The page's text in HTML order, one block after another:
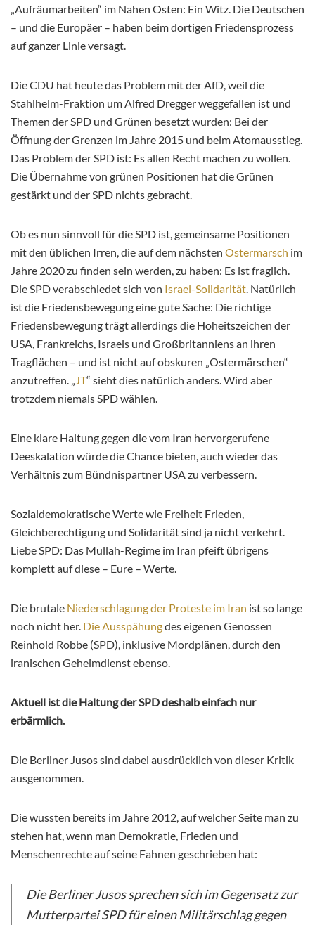
„Aufräumarbeiten“ im Nahen Osten: Ein Witz. Die Deutschen
– und die Europäer – haben beim dortigen Friedensprozess
auf ganzer Linie versagt.
Die CDU hat heute das Problem mit der AfD, weil die
Stahlhelm-Fraktion um Alfred Dregger weggefallen ist und
Themen der SPD und Grünen besetzt wurden: Bei der
Öffnung der Grenzen im Jahre 2015 und beim Atomausstieg.
Das Problem der SPD ist: Es allen Recht machen zu wollen.
Die Übernahme von grünen Positionen hat die Grünen
gestärkt und der SPD nichts gebracht.
Ob es nun sinnvoll für die SPD ist, gemeinsame Positionen
mit den üblichen Irren, die auf dem nächsten Ostermarsch im
Jahre 2020 zu finden sein werden, zu haben: Es ist fraglich.
Die SPD verabschiedet sich von Israel-Solidarität. Natürlich
ist die Friedensbewegung eine gute Sache: Die richtige
Friedensbewegung trägt allerdings die Hoheitszeichen der
USA, Frankreichs, Israels und Großbritanniens an ihren
Tragflächen – und ist nicht auf obskuren „Ostermärschen“
anzutreffen. „JT“ sieht dies natürlich anders. Wird aber
trotzdem niemals SPD wählen.
Eine klare Haltung gegen die vom Iran hervorgerufene
Deeskalation würde die Chance bieten, auch wieder das
Verhältnis zum Bündnispartner USA zu verbessern.
Sozialdemokratische Werte wie Freiheit Frieden,
Gleichberechtigung und Solidarität sind ja nicht verkehrt.
Liebe SPD: Das Mullah-Regime im Iran pfeift übrigens
komplett auf diese – Eure – Werte.
Die brutale Niederschlagung der Proteste im Iran ist so lange
noch nicht her. Die Ausspähungdes eigenen Genossen
Reinhold Robbe (SPD), inklusive Mordplänen, durch den
iranischen Geheimdienst ebenso.
Aktuell ist die Haltung der SPD deshalb einfach nur
erbärmlich.
Die Berliner Jusos sind dabei ausdrücklich von dieser Kritik
ausgenommen.
Die wussten bereits im Jahre 2012, auf welcher Seite man zu
stehen hat, wenn man Demokratie, Frieden und
Menschenrechte auf seine Fahnen geschrieben hat:
Die Berliner Jusos sprechen sich im Gegensatz zur
Mutterpartei SPD für einen Militärschlag gegen